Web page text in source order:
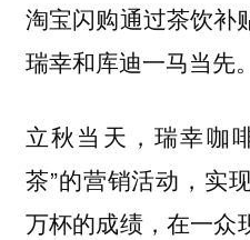
淘宝闪购通过茶饮补
瑞幸和库迪一马当先。
立秋当天，瑞幸咖
茶”的营销活动， 实
万杯的成绩，在一众